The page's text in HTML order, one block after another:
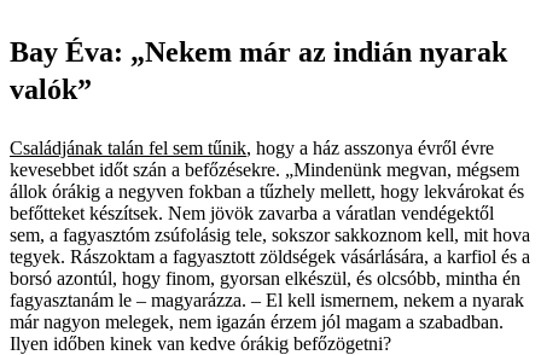
Bay Éva: „Nekem már az indián nyarak
valók”
Családjának talán fel sem tűnik, hogy a ház asszonya évről évre
kevesebbet időt szán a befőzésekre. „Mindenünk megvan, mégsem
állok órákig a negyven fokban a tűzhely mellett, hogy lekvárokat és
befőtteket készítsek. Nem jövök zavarba a váratlan vendégektől
sem, a fagyasztóm zsúfolásig tele, sokszor sakkoznom kell, mit hova
tegyek. Rászoktam a fagyasztott zöldségek vásárlására, a karfiol és a
borsó azontúl, hogy finom, gyorsan elkészül, és olcsóbb, mintha én
fagyasztanám le – magyarázza. – El kell ismernem, nekem a nyarak
már nagyon melegek, nem igazán érzem jól magam a szabadban.
Ilyen időben kinek van kedve órákig befőzögetni?